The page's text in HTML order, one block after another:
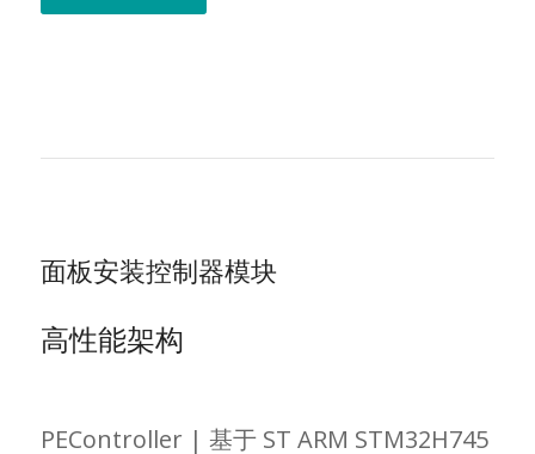
面板安装控制器模块
高性能架构
PEController | 基于 ST ARM STM32H745